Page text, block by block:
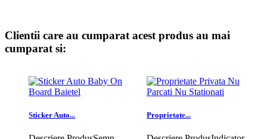
Clientii care au cumparat acest produs au mai
cumparat si:
Sticker Auto... Proprietate...